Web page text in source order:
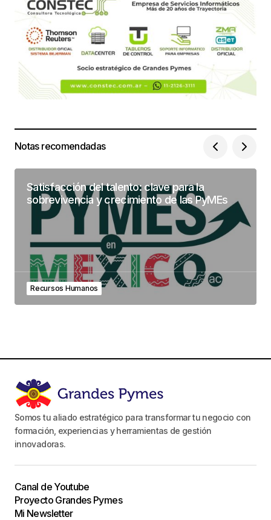
Notas recomendadas
Satisfacción del talento: clave para la
sobrevivencia y crecimiento de las PyMEs
Recursos Humanos
Somos tu aliado estratégico para transformar tu negocio con
formación, experiencias y herramientas de gestión
innovadoras.
Canal de Youtube
Proyecto Grandes Pymes
Mi Newsletter